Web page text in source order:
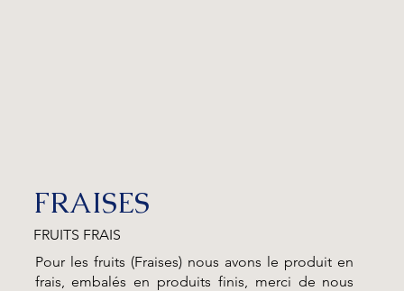
FRAISES
FRUITS FRAIS
Pour les fruits (Fraises) nous avons le produit en
frais, embalés en produits finis, merci de nous